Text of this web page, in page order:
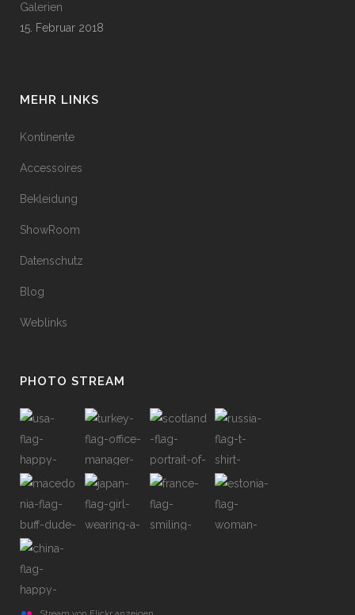
Galerien
15. Februar 2018
MEHR LINKS
Kontinente
Accessoires
Bekleidung
ShowRoom
Datenschutz
Blog
Weblinks
PHOTO STREAM